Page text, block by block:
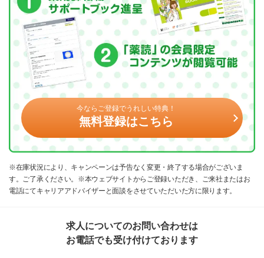
今ならご登録でうれしい特典！
無料登録はこちら
※在庫状況により、キャンペーンは予告なく変更・終了する場合がございま
す。ご了承ください。※本ウェブサイトからご登録いただき、ご来社またはお
電話にてキャリアアドバイザーと面談をさせていただいた方に限ります。
求人についてのお問い合わせは
お電話でも受け付けております